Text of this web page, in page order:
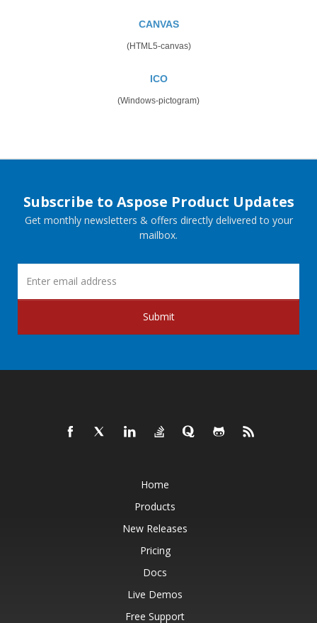
CANVAS
(HTML5-canvas)
ICO
(Windows-pictogram)
Subscribe to Aspose Product Updates
Get monthly newsletters & offers directly delivered to your
mailbox.
Submit
Home
Products
New Releases
Pricing
Docs
Live Demos
Free Support